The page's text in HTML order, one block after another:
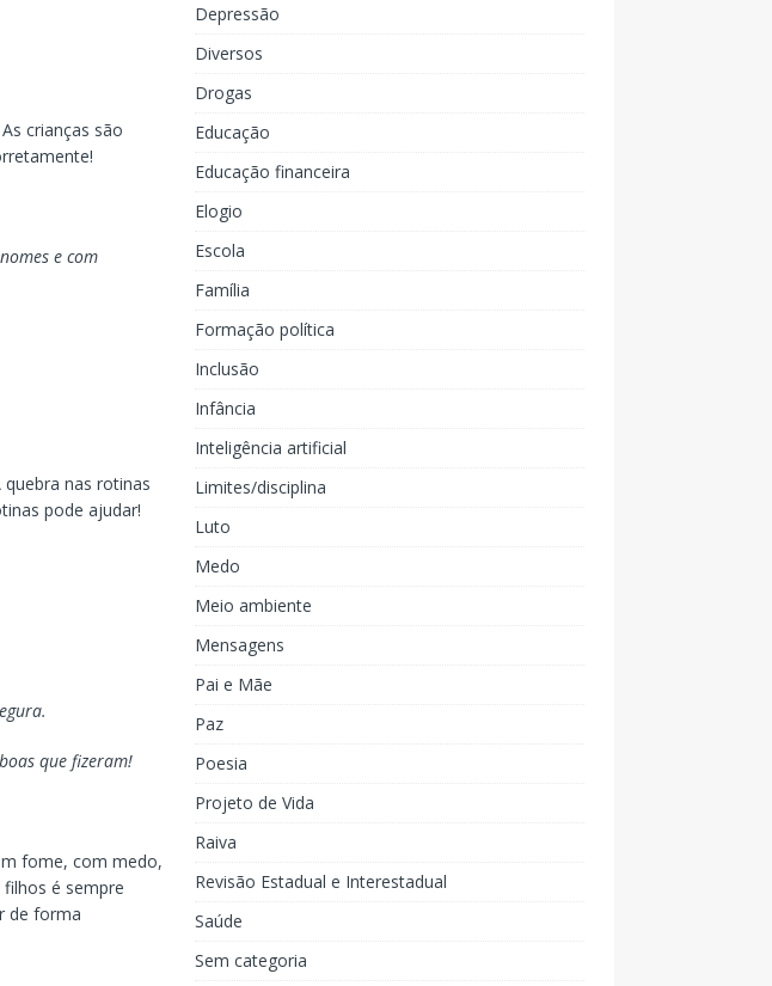
crianças são
e com
nas rotinas
pode ajudar!
que fizeram!
fome, com medo,
é sempre
de forma
Depressão
Diversos
Drogas
Educação
Educação financeira
Elogio
Escola
Família
Formação política
Inclusão
Infância
Inteligência artificial
Limites/disciplina
Luto
Medo
Meio ambiente
Mensagens
Pai e Mãe
Paz
Poesia
Projeto de Vida
Raiva
Revisão Estadual e Interestadual
Saúde
Sem categoria